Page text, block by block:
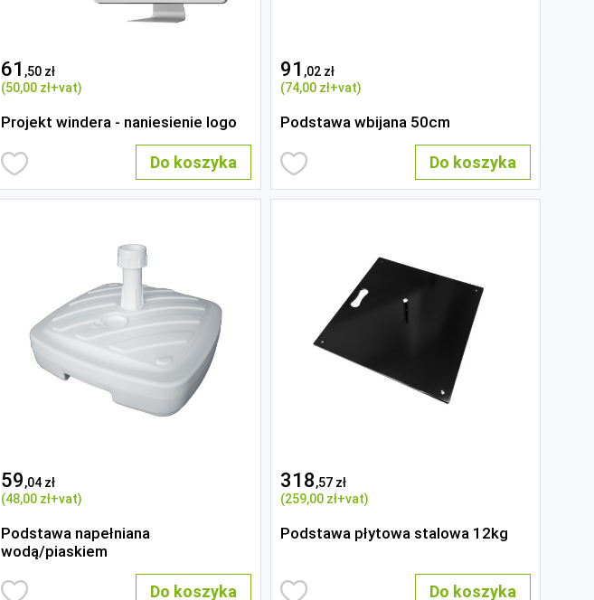
61 ,50 zł
(50,00 zł+vat)
Projekt windera - naniesienie logo
Do koszyka
91 ,02 zł
(74,00 zł+vat)
Podstawa wbijana 50cm
Do koszyka
59,04 zł
(48,00 zł+vat)
Podstawa napełniana
wodą/piaskiem
Do koszyka
318,57 zł
(259,00 zł+vat)
Podstawa płytowa stalowa 12kg
Do koszyka